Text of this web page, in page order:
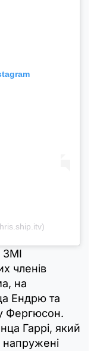
ЗМІ
членів
на
Ендрю та
Фергюсон.
Гаррі, який
напружені